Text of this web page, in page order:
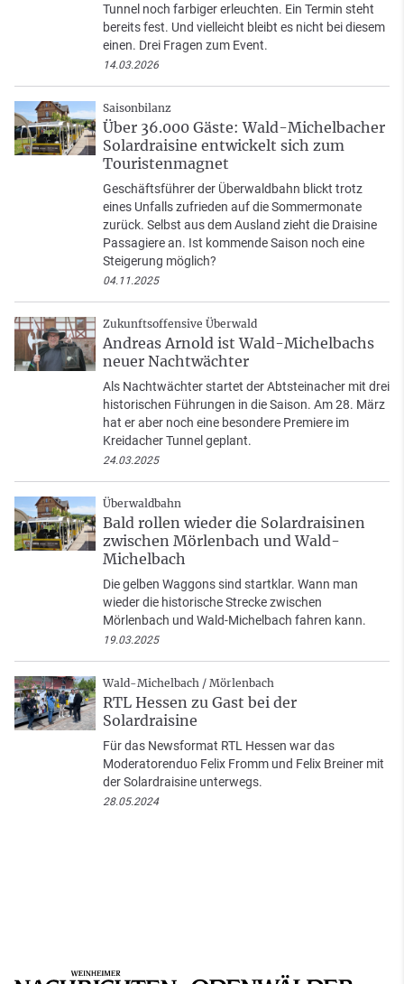
Tunnel noch farbiger erleuchten. Ein Termin steht
bereits fest. Und vielleicht bleibt es nicht bei diesem
einen. Drei Fragen zum Event.
14.03.2026
Saisonbilanz
Über 36.000 Gäste: Wald-Michelbacher
Solardraisine entwickelt sich zum
Touristenmagnet
Geschäftsführer der Überwaldbahn blickt trotz
eines Unfalls zufrieden auf die Sommermonate
zurück. Selbst aus dem Ausland zieht die Draisine
Passagiere an. Ist kommende Saison noch eine
Steigerung möglich?
04.11.2025
Zukunftsoffensive Überwald
Andreas Arnold ist Wald-Michelbachs
neuer Nachtwächter
Als Nachtwächter startet der Abtsteinacher mit drei
historischen Führungen in die Saison. Am 28. März
hat er aber noch eine besondere Premiere im
Kreidacher Tunnel geplant.
24.03.2025
Überwaldbahn
Bald rollen wieder die Solardraisinen
zwischen Mörlenbach und Wald-
Michelbach
Die gelben Waggons sind startklar. Wann man
wieder die historische Strecke zwischen
Mörlenbach und Wald-Michelbach fahren kann.
19.03.2025
Wald-Michelbach / Mörlenbach
RTL Hessen zu Gast bei der
Solardraisine
Für das Newsformat RTL Hessen war das
Moderatorenduo Felix Fromm und Felix Breiner mit
der Solardraisine unterwegs.
28.05.2024